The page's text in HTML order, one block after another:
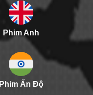
Phim Anh
Phim Ấn Độ